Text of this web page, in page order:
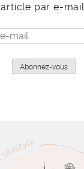
article par e-mail.
Abonnez-vous